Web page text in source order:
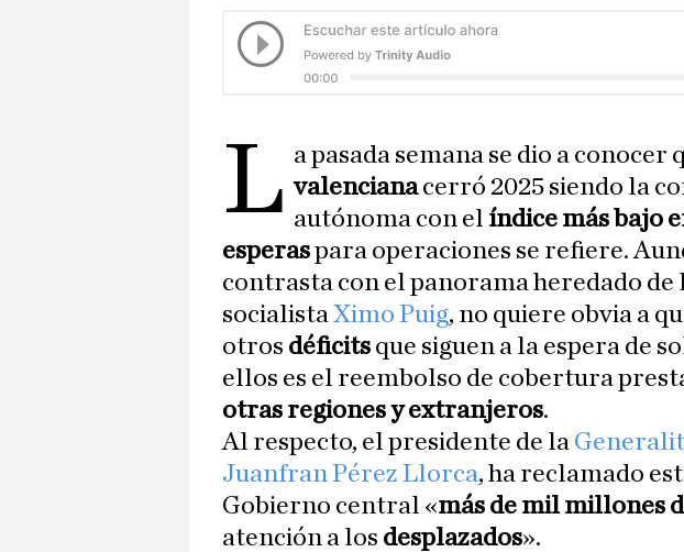
L a pasada semana se dio a conocer
valencianacerró 2025 siendo la
autónoma con el índice más bajo
esperaspara operaciones se refiere.
contrasta con el panorama heredado de
socialistaXimo Puig, no quiere obvia a
otros déficits que siguen a la espera de
ellos es el reembolso de cobertura
otras regiones y extranjeros.
Al respecto, el presidente de la
Juanfran Pérez Llorca, ha reclamado
Gobierno central «más de mil millones
atención a los desplazados».